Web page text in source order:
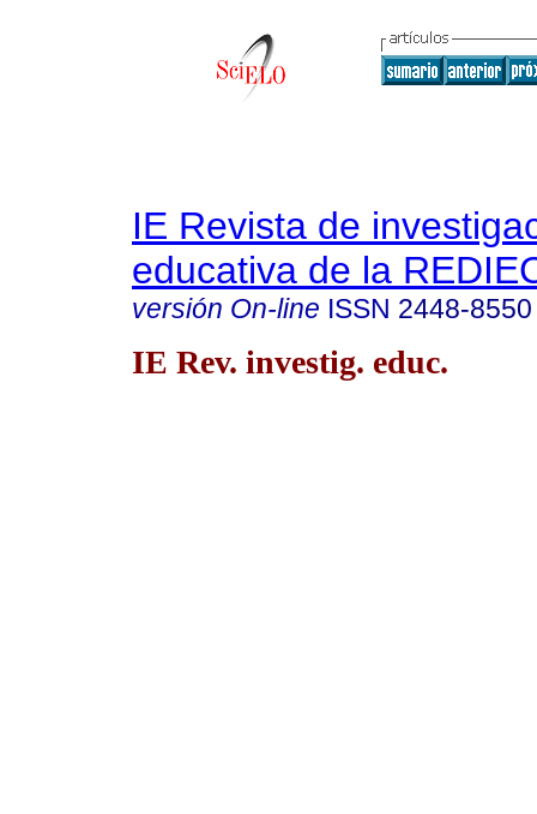
IE Revista de
educativa de la
versión On-line ISSN 2448-8550
IE Rev. investig. educ.